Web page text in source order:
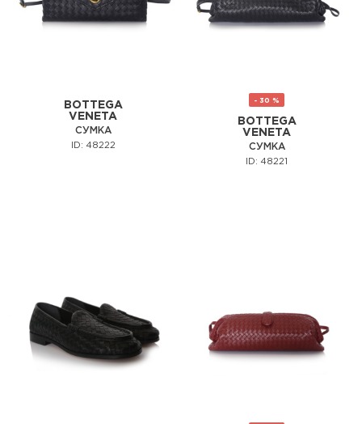
BOTTEGA
VENETA
СУМКА
ID: 48222
- 30 %
BOTTEGA
VENETA
СУМКА
ID: 48221